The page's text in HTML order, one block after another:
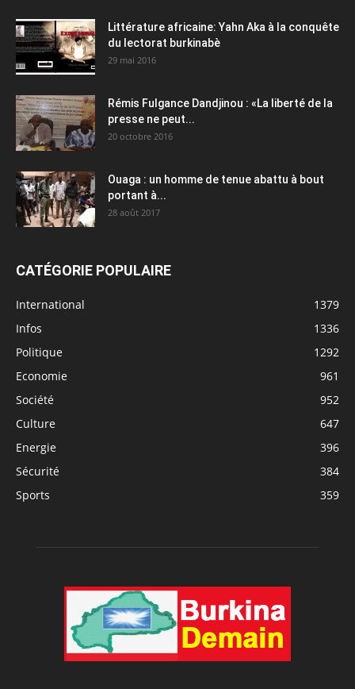
Littérature africaine: Yahn Aka à la conquête
du lectorat burkinabè
29 mai 2016
Rémis Fulgance Dandjinou : «La liberté de la
presse ne peut...
20 octobre 2016
Ouaga : un homme de tenue abattu à bout
portant à...
28 août 2017
CATÉGORIE POPULAIRE
International
1379
Infos
1336
Politique
1292
Economie
961
Société
952
Culture
647
Energie
396
Sécurité
384
Sports
359